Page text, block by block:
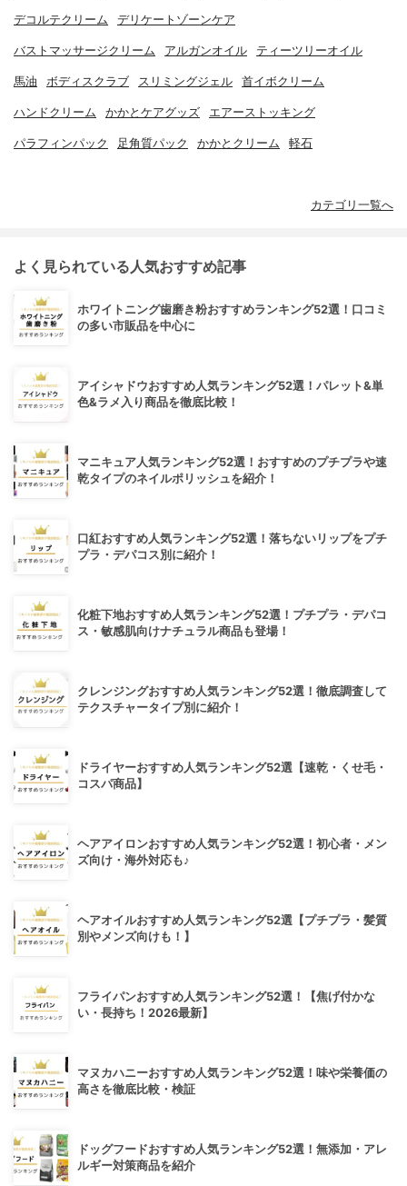
デコルテクリーム デリケートゾーンケア
バストマッサージクリーム アルガンオイル ティーツリーオイル
馬油 ボディスクラブ スリミングジェル 首イボクリーム
ハンドクリーム かかとケアグッズ エアーストッキング
パラフィンパック 足角質パック かかとクリーム 軽石
カテゴリ一覧へ
よく見られている人気おすすめ記事
ホワイトニング歯磨き粉おすすめランキング52選！口コミ
の多い市販品を中心に
アイシャドウおすすめ人気ランキング52選！パレット&単
色&ラメ入り商品を徹底比較！
マニキュア人気ランキング52選！おすすめのプチプラや速
乾タイプのネイルポリッシュを紹介！
口紅おすすめ人気ランキング52選！落ちないリップをプチ
プラ・デパコス別に紹介！
化粧下地おすすめ人気ランキング52選！プチプラ・デパコ
ス・敏感肌向けナチュラル商品も登場！
クレンジングおすすめ人気ランキング52選！徹底調査して
テクスチャータイプ別に紹介！
ドライヤーおすすめ人気ランキング52選【速乾・くせ毛・
コスパ商品】
ヘアアイロンおすすめ人気ランキング52選！初心者・メン
ズ向け・海外対応も♪
ヘアオイルおすすめ人気ランキング52選【プチプラ・髪質
別やメンズ向けも！】
フライパンおすすめ人気ランキング52選！【焦げ付かな
い・長持ち！2026最新】
マヌカハニーおすすめ人気ランキング52選！味や栄養価の
高さを徹底比較・検証
ドッグフードおすすめ人気ランキング52選！無添加・アレ
ルギー対策商品を紹介